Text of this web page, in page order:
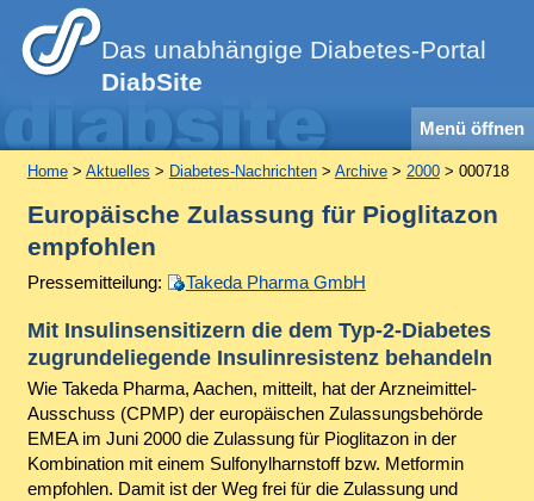
Das unabhängige Diabetes-Portal
DiabSite
Menü öffnen
Home> Aktuelles > Diabetes-Nachrichten> Archive> 2000> 000718
Europäische Zulassung für Pioglitazon
empfohlen
Pressemitteilung: Takeda Pharma GmbH
Mit Insulinsensitizern die dem Typ-2-Diabetes
zugrundeliegende Insulinresistenz behandeln
Wie Takeda Pharma, Aachen, mitteilt, hat der Arzneimittel-
Ausschuss (CPMP) der europäischen Zulassungsbehörde
EMEA im Juni 2000 die Zulassung für Pioglitazon in der
Kombination mit einem Sulfonylharnstoff bzw. Metformin
empfohlen. Damit ist der Weg frei für die Zulassung und